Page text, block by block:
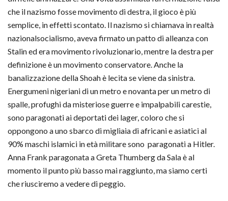
che il nazismo fosse movimento di destra, il gioco è più
semplice, in effetti scontato. Il nazismo si chiamava in realtà
nazionalsocialismo, aveva firmato un patto di alleanza con
Stalin ed era movimento rivoluzionario, mentre la destra per
definizione è un movimento conservatore. Anche la
banalizzazione della Shoah è lecita se viene da sinistra.
Energumeni nigeriani di un metro e novanta per un metro di
spalle, profughi da misteriose guerre e impalpabili carestie,
sono paragonati ai deportati dei lager, coloro che si
oppongono a uno sbarco di migliaia di africani e asiatici al
90% maschi islamici in età militare sono paragonati a Hitler.
Anna Frank paragonata a Greta Thumberg da Sala è al
momento il punto più basso mai raggiunto, ma siamo certi
che riusciremo a vedere di peggio.